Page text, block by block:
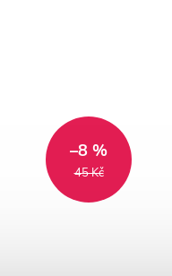
45 Kč
–8 %